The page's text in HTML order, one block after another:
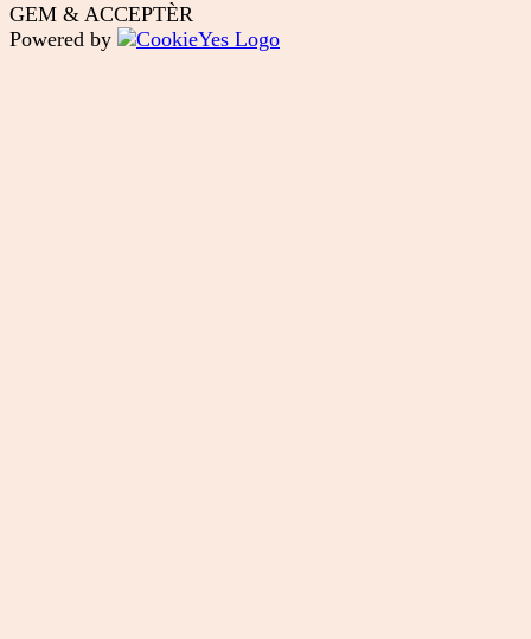
GEM & ACCEPTÈR
Powered by